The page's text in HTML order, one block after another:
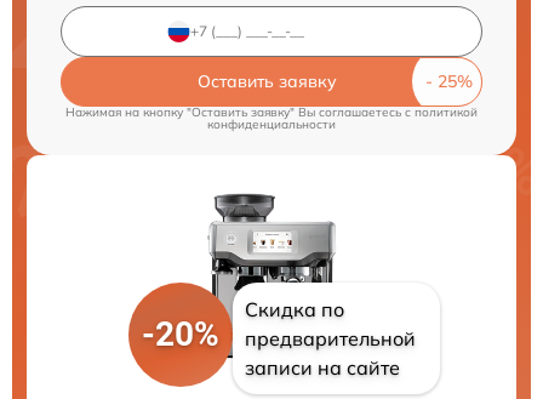
Оставить заявку
Нажимая на кнопку "Оставить заявку" Вы соглашаетесь cполитикой
конфиденциальности
-20%
Скидка по
предварительной
записи на сайте